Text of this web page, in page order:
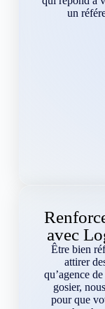
un
avec
Être bien
attirer
qu’agence
gosier,
pour que